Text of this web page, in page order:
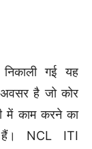
निकाली गई यह
है जो कोर
में काम करने का
हैं। NCL ITI